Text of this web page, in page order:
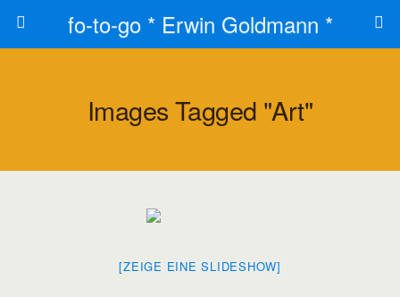
fo-to-go * Erwin Goldmann *
Images Tagged "art"
[ZEIGE EINE SLIDESHOW]